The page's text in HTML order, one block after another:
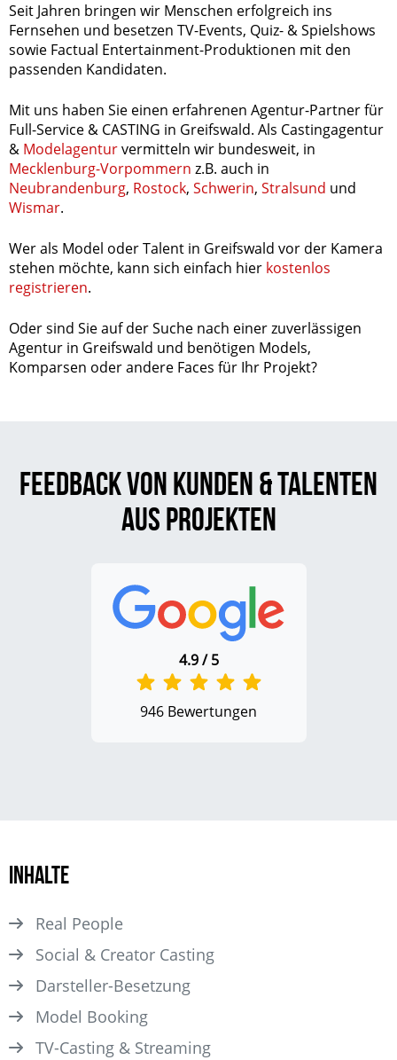
Seit Jahren bringen wir Menschen erfolgreich ins
Fernsehen und besetzen TV-Events, Quiz- & Spielshows
sowie Factual Entertainment-Produktionen mit den
passenden Kandidaten.
Mit uns haben Sie einen erfahrenen Agentur-Partner für
Full-Service & CASTING in Greifswald. Als Castingagentur
& Modelagenturvermitteln wir bundesweit, in
Mecklenburg-Vorpommern z.B. auch in
Neubrandenburg, Rostock, Schwerin, Stralsund und
Wismar.
Wer als Model oder Talent in Greifswald vor der Kamera
stehen möchte, kann sich einfach hier kostenlos
registrieren.
Oder sind Sie auf der Suche nach einer zuverlässigen
Agentur in Greifswald und benötigen Models,
Komparsen oder andere Faces für Ihr Projekt?
Feedback von Kunden & Talenten
aus Projekten
4.9 / 5
946 Bewertungen
Inhalte
Real People
Social & Creator Casting
Darsteller­-Besetzung
Model Booking
TV-Casting & Streaming